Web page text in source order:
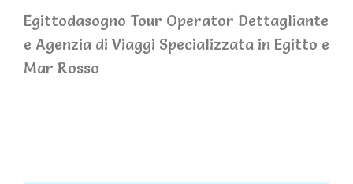
Egittodasogno Tour Operator Dettagliante
e Agenzia di Viaggi Specializzata in Egitto e
Mar Rosso